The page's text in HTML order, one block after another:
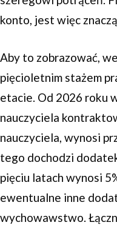
konto, jest więc
Aby to zobrazować,
pięcioletnim stażem
etacie. Od 2026 roku
nauczyciela
nauczyciela, wynosi
tego dochodzi
pięciu latach wynosi
ewentualne inne
wychowawstwo.